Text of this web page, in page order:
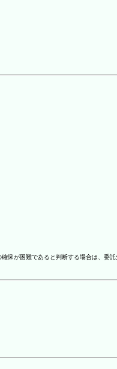
保が困難であると判断する場合は、委